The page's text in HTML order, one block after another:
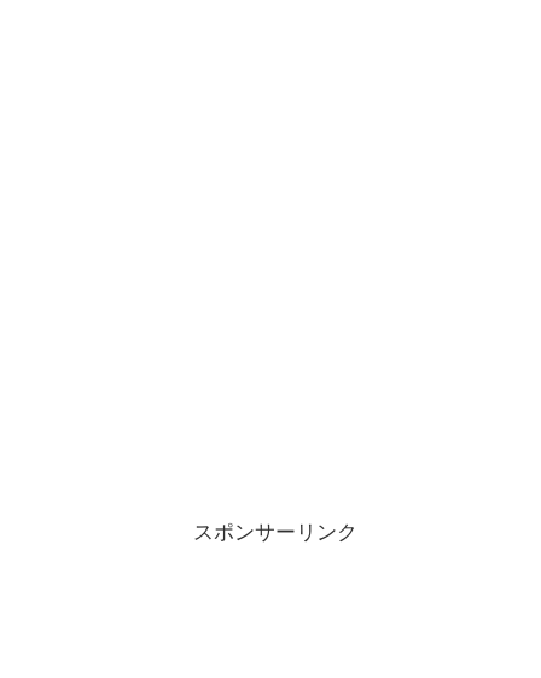
スポンサーリンク